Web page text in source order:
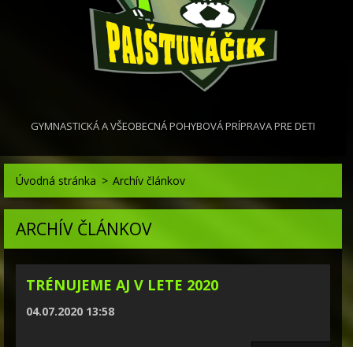
GYMNASTICKÁ A VŠEOBECNÁ POHYBOVÁ PRÍPRAVA PRE DETI
Úvodná stránka > Archív článkov
ARCHÍV ČLÁNKOV
TRÉNUJEME AJ V LETE 2020
04.07.2020 13:58